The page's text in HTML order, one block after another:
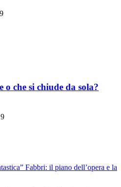
o che si chiude da sola?
Fabbri: il piano dell’opera e la